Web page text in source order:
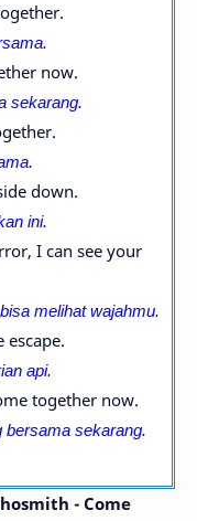
now.
sekarang.
down.
ini.
I can see your
melihat wajahmu.
api.
together now.
bersama sekarang.
- Come